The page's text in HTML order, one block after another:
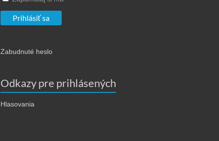
Zabudnuté heslo
Odkazy pre prihlásených
Hlasovania